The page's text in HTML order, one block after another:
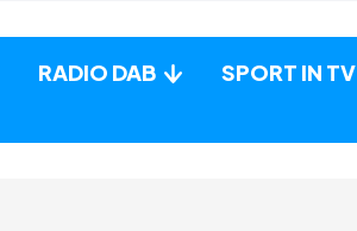
RADIO DAB SPORT IN TV